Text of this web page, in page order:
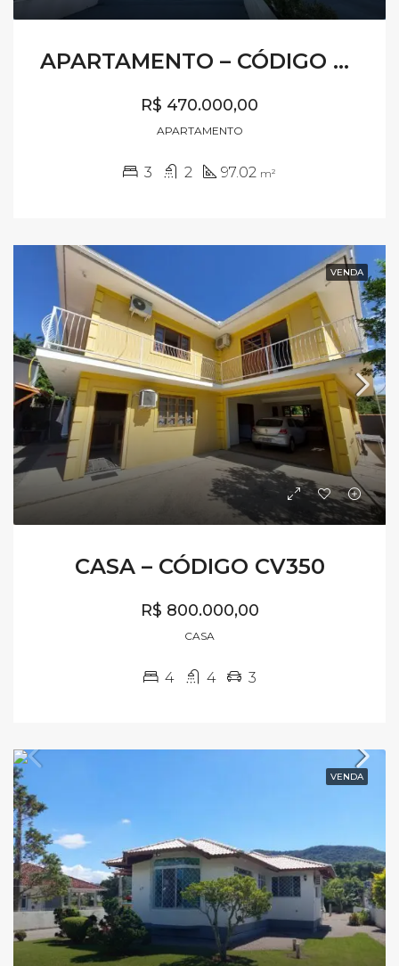
APARTAMENTO – CÓDIGO AV549
R$ 470.000,00
APARTAMENTO
3 2 97.02 m²
VENDA
CASA – CÓDIGO CV350
R$ 800.000,00
CASA
4 4 3
VENDA